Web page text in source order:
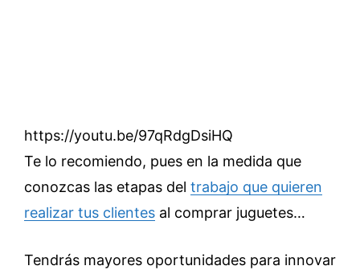
https://youtu.be/97qRdgDsiHQ
Te lo recomiendo, pues en la medida que
conozcas las etapas del trabajo que quieren
realizar tus clientes al comprar juguetes…
Tendrás mayores oportunidades para innovar